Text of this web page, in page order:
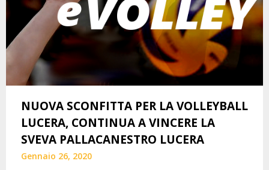
NUOVA SCONFITTA PER LA VOLLEYBALL
LUCERA, CONTINUA A VINCERE LA
SVEVA PALLACANESTRO LUCERA
Gennaio 26, 2020